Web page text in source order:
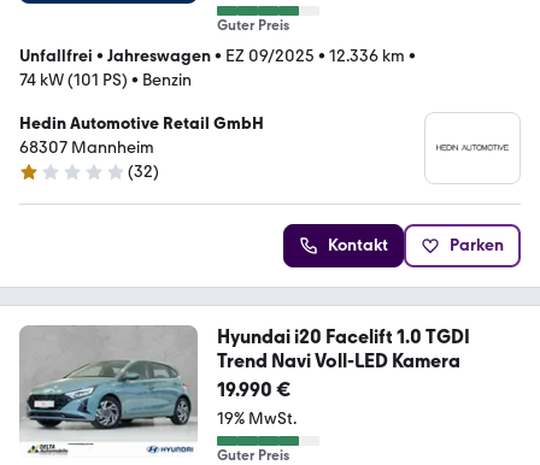
Guter Preis
Unfallfrei • Jahreswagen• EZ 09/2025 • 12.336 km •
74 kW (101 PS) • Benzin
Hedin Automotive Retail GmbH
68307 Mannheim
1 Stern
(32)
Kontakt Parken
Hyundai i20 Facelift 1.0 TGDI
Trend Navi Voll-LED Kamera
19.990 €
19% MwSt.
Guter Preis